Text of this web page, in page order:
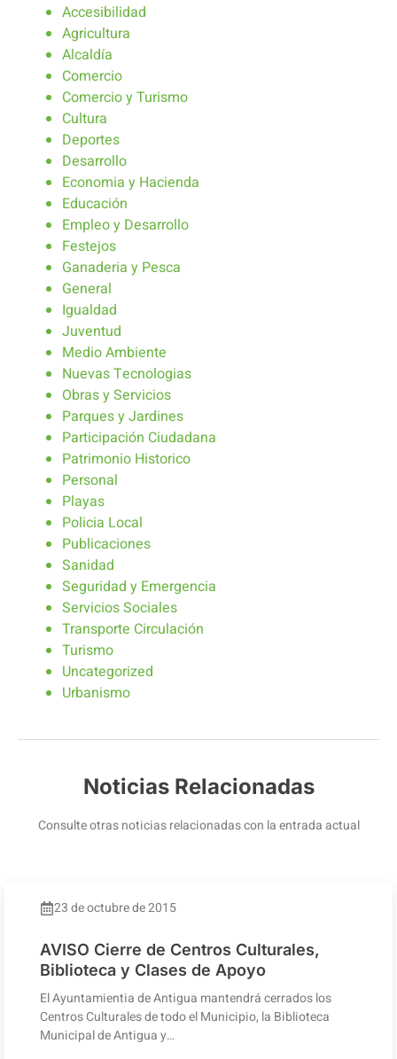
Accesibilidad
Agricultura
Alcaldía
Comercio
Comercio y Turismo
Cultura
Deportes
Desarrollo
Economia y Hacienda
Educación
Empleo y Desarrollo
Festejos
Ganaderia y Pesca
General
Igualdad
Juventud
Medio Ambiente
Nuevas Tecnologias
Obras y Servicios
Parques y Jardines
Participación Ciudadana
Patrimonio Historico
Personal
Playas
Policia Local
Publicaciones
Sanidad
Seguridad y Emergencia
Servicios Sociales
Transporte Circulación
Turismo
Uncategorized
Urbanismo
Noticias Relacionadas
Consulte otras noticias relacionadas con la entrada actual
23 de octubre de 2015
AVISO Cierre de Centros Culturales,
Biblioteca y Clases de Apoyo
El Ayuntamientia de Antigua mantendrá cerrados los
Centros Culturales de todo el Municipio, la Biblioteca
Municipal de Antigua y…